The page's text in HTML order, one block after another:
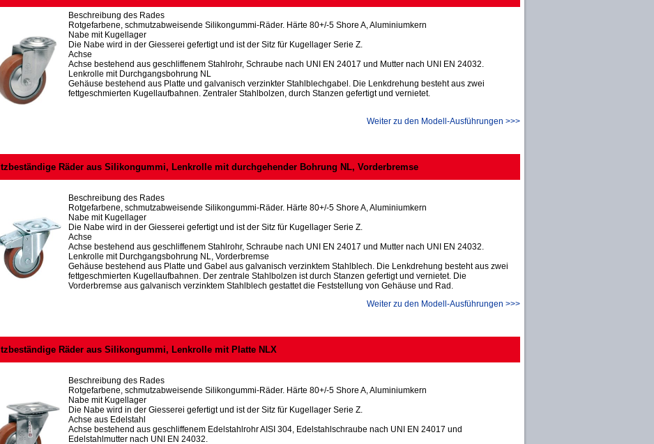
Beschreibung des Rades
Rotgefarbene, schmutzabweisende Silikongummi-Räder. Härte 80+/-5 Shore A, Aluminiumkern
Nabe mit Kugellager
Die Nabe wird in der Giesserei gefertigt und ist der Sitz für Kugellager Serie Z.
Achse
Achse bestehend aus geschliffenem Stahlrohr, Schraube nach UNI EN 24017 und Mutter nach UNI EN 24032.
Lenkrolle mit Durchgangsbohrung NL
Gehäuse bestehend aus Platte und galvanisch verzinkter Stahlblechgabel. Die Lenkdrehung besteht aus zwei
fettgeschmierten Kugellaufbahnen. Zentraler Stahlbolzen, durch Stanzen gefertigt und vernietet.
Weiter zu den Modell-Ausführungen >>>
Räder aus Silikongummi, Lenkrolle mit durchgehender Bohrung NL, Vorderbremse
Beschreibung des Rades
Rotgefarbene, schmutzabweisende Silikongummi-Räder. Härte 80+/-5 Shore A, Aluminiumkern
Nabe mit Kugellager
Die Nabe wird in der Giesserei gefertigt und ist der Sitz für Kugellager Serie Z.
Achse
Achse bestehend aus geschliffenem Stahlrohr, Schraube nach UNI EN 24017 und Mutter nach UNI EN 24032.
Lenkrolle mit Durchgangsbohrung NL, Vorderbremse
Gehäuse bestehend aus Platte und Gabel aus galvanisch verzinktem Stahlblech. Die Lenkdrehung besteht aus zwei
fettgeschmierten Kugellaufbahnen. Der zentrale Stahlbolzen ist durch Stanzen gefertigt und vernietet. Die
Vorderbremse aus galvanisch verzinktem Stahlblech gestattet die Feststellung von Gehäuse und Rad.
Weiter zu den Modell-Ausführungen >>>
Räder aus Silikongummi, Lenkrolle mit Platte NLX
Beschreibung des Rades
Rotgefarbene, schmutzabweisende Silikongummi-Räder. Härte 80+/-5 Shore A, Aluminiumkern
Nabe mit Kugellager
Die Nabe wird in der Giesserei gefertigt und ist der Sitz für Kugellager Serie Z.
Achse aus Edelstahl
Achse bestehend aus geschliffenem Edelstahlrohr AISI 304, Edelstahlschraube nach UNI EN 24017 und
Edelstahlmutter nach UNI EN 24032.